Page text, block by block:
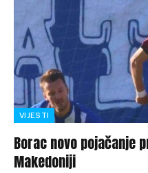
VIJESTI
Borac novo pojačanje
Makedoniji